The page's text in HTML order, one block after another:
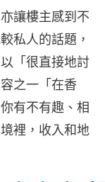
讓樓主感到不
私人的話題，
「很直接地討
之一「在香
有不有趣、相
裡，收入和地